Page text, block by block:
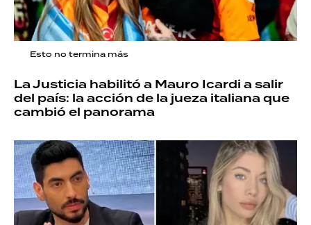
Esto no termina más
La Justicia habilitó a Mauro Icardi a salir
del país: la acción de la jueza italiana que
cambió el panorama